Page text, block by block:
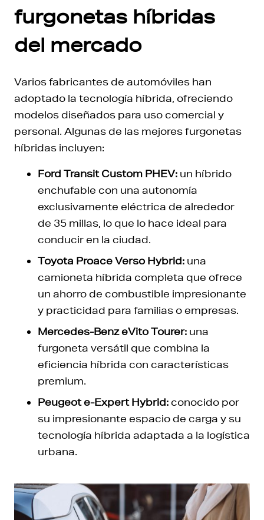
furgonetas híbridas
del mercado
Varios fabricantes de automóviles han
adoptado la tecnología híbrida, ofreciendo
modelos diseñados para uso comercial y
personal. Algunas de las mejores furgonetas
híbridas incluyen:
Ford Transit Custom PHEV: un híbrido
enchufable con una autonomía
exclusivamente eléctrica de alrededor
de 35 millas, lo que lo hace ideal para
conducir en la ciudad.
Toyota Proace Verso Hybrid: una
camioneta híbrida completa que ofrece
un ahorro de combustible impresionante
y practicidad para familias o empresas.
Mercedes-Benz eVito Tourer: una
furgoneta versátil que combina la
eficiencia híbrida con características
premium.
Peugeot e-Expert Hybrid:conocido por
su impresionante espacio de carga y su
tecnología híbrida adaptada a la logística
urbana.